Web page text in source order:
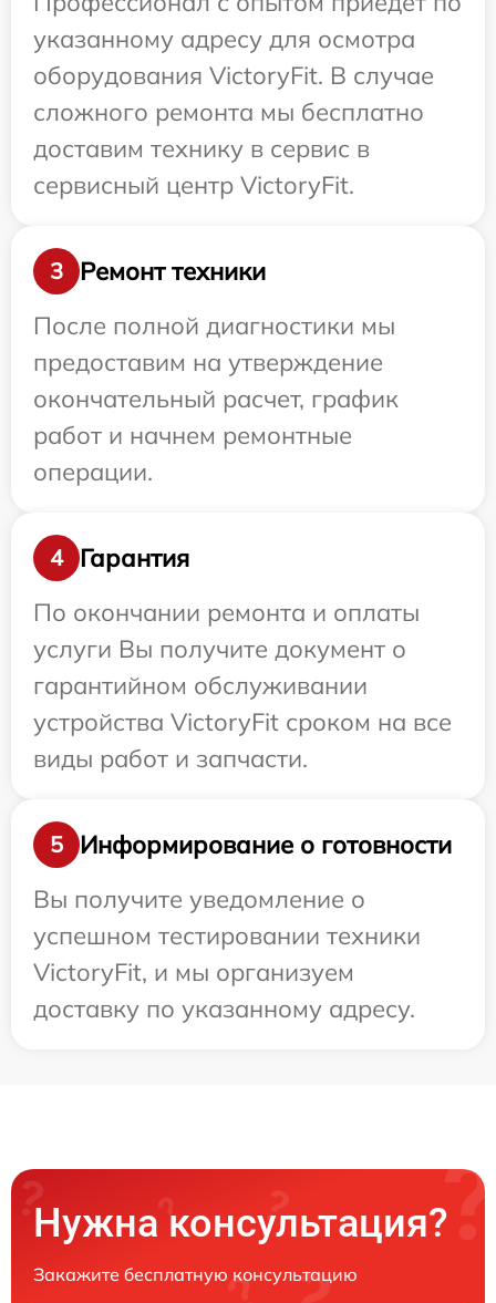
указанному адресу для осмотра
оборудования VictoryFit. В случае
сложного ремонта мы бесплатно
доставим технику в сервис в
сервисный центр VictoryFit.
3
Ремонт техники
После полной диагностики мы
предоставим на утверждение
окончательный расчет, график
работ и начнем ремонтные
операции.
4
Гарантия
По окончании ремонта и оплаты
услуги Вы получите документ о
гарантийном обслуживании
устройства VictoryFit сроком на все
виды работ и запчасти.
5
Информирование о готовности
Вы получите уведомление о
успешном тестировании техники
VictoryFit, и мы организуем
доставку по указанному адресу.
Нужна консультация?
Закажите бесплатную консультацию